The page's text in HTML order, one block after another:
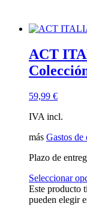
ACT
59,99 €
IVA incl.
más Gastos de
Plazo de
Seleccionar
Este producto
pueden elegir